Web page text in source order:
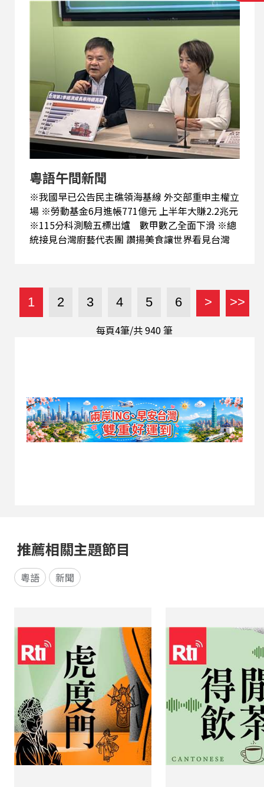
粵語午間新聞
※我國早已公告民主礁領海基線 外交部重申主權立
場 ※勞動基金6月進帳771億元 上半年大賺2.2兆元
※115分科測驗五標出爐 數甲數乙全面下滑 ※總
統接見台灣廚藝代表團 讚揚美食讓世界看見台灣
1 2 3 4 5 6 > >>
每頁4筆/共940筆
推薦相關主題節目
粵語 新聞